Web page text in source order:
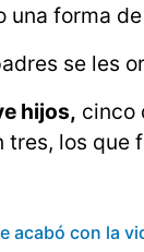
una forma
se les
hijos, cinco
tres, los
acabó con la